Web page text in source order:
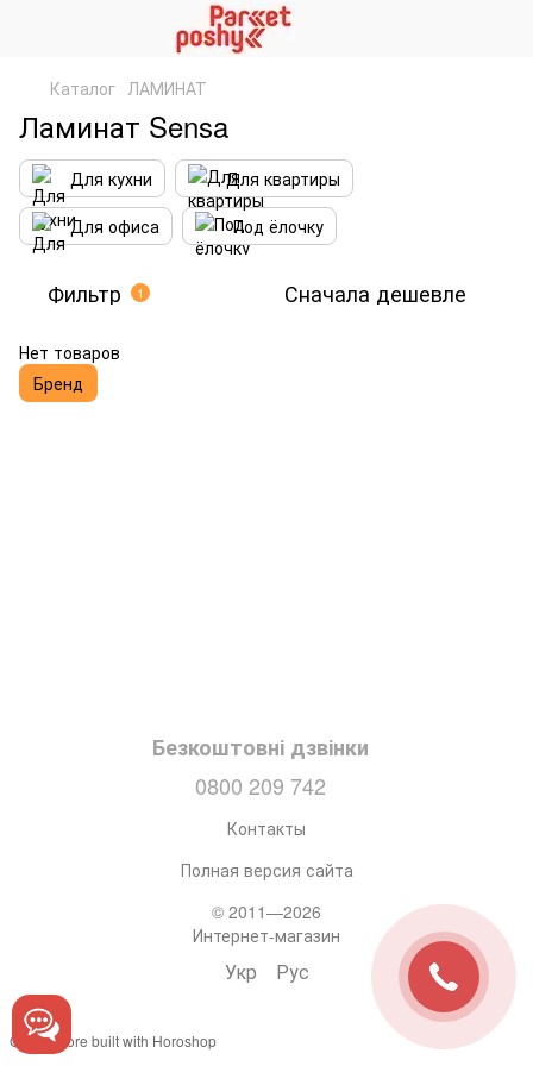
Каталог ЛАМИНАТ
Ламинат Sensa
Для кухни
Для квартиры
Для офиса
Под ёлочку
Фильтр 1 Сначала дешевле
Нет товаров
Бренд
Безкоштовні дзвінки
0800 209 742
Контакты
Полная версия сайта
© 2011—2026
Интернет-магазин
Укр Рус
Online store built with Horoshop